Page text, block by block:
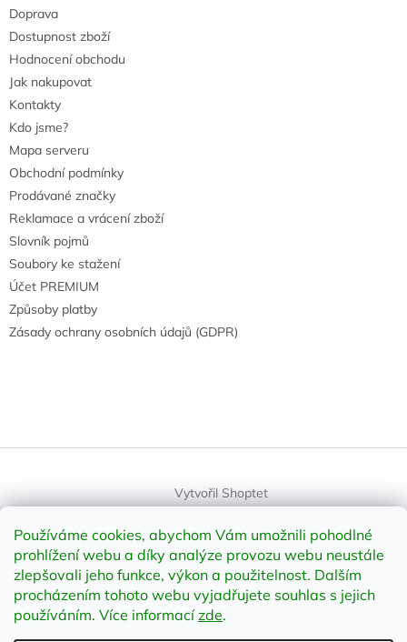
Používáme cookies, abychom Vám umožnili pohodlné
prohlížení webu a díky analýze provozu webu neustále
zlepšovali jeho funkce, výkon a použitelnost. Dalším
procházením tohoto webu vyjadřujete souhlas s jejich
používáním. Více informacízde.
Doprava
Dostupnost zboží
Hodnocení obchodu
Jak nakupovat
Kontakty
Kdo jsme?
Mapa serveru
Obchodní podmínky
Prodávané značky
Reklamace a vrácení zboží
Slovník pojmů
Soubory ke stažení
Účet PREMIUM
Způsoby platby
Zásady ochrany osobních údajů (GDPR)
Vytvořil Shoptet
Copyright 2026 element-shop.cz
. Všechna práva vyhrazena.
Upravit nastavení cookies